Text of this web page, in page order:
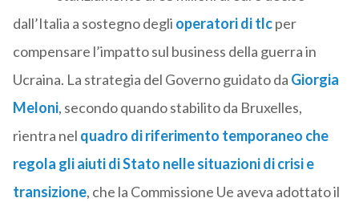
dall’Italia a sostegno degli operatori di tlcper
compensare l’impatto sul business della guerra in
Ucraina. La strategia del Governo guidato da Giorgia
Meloni, secondo quando stabilito da Bruxelles,
rientra nel quadro di riferimento temporaneo che
regola gli aiuti di Stato nelle situazioni di crisi e
transizione, che la Commissione Ue aveva adottato il